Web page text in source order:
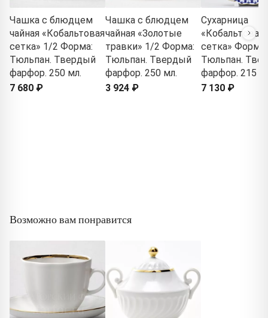
Чашка с блюдцем
чайная «Кобальтовая
сетка» 1/2 Форма:
Тюльпан. Твердый
фарфор. 250 мл.
7 680 ₽
Чашка с блюдцем
чайная «Золотые
травки» 1/2 Форма:
Тюльпан. Твердый
фарфор. 250 мл.
3 924 ₽
Сухарница
«Кобальтовая
сетка» Форма:
Тюльпан.
фарфор. 215
7 130 ₽
Возможно вам понравится